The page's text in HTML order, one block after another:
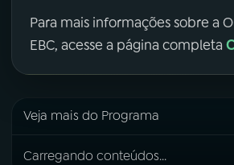
Para mais informações sobre a
EBC, acesse a página completa
Veja mais do Programa
Carregando conteúdos...